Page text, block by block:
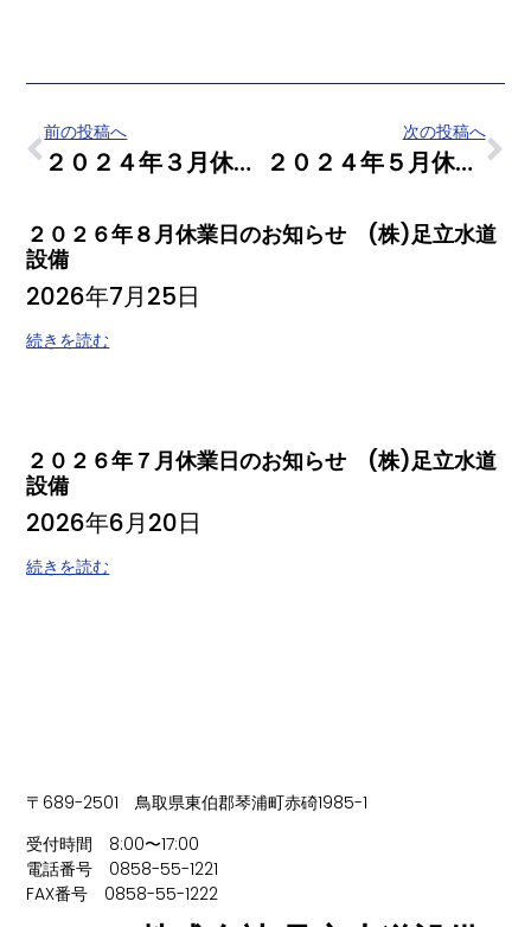
前の投稿へ
２０２４年３月休業日のお知らせ （株）足立水道設備
次の投稿へ
２０２４年５月休業日のお知らせ （株）足立水道設備
２０２６年８月休業日のお知らせ (株)足立水道
設備
2026年7月25日
続きを読む
２０２６年７月休業日のお知らせ (株)足立水道
設備
2026年6月20日
続きを読む
〒689-2501 鳥取県東伯郡琴浦町赤碕1985-1
受付時間 8:00〜17:00
電話番号 0858-55-1221
FAX番号 0858-55-1222